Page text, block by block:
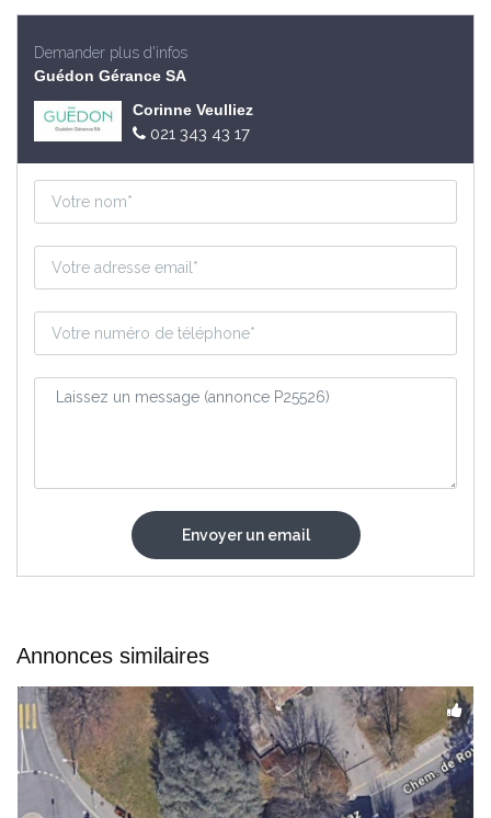
Demander plus d'infos
Guédon Gérance SA
Corinne Veulliez
021 343 43 17
Annonces similaires